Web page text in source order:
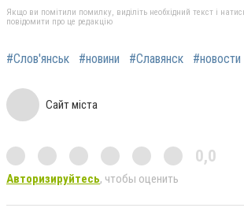
Якщо ви помітили помилку, виділіть необхідний текст і
повідомити про це редакцію
#Слов'янськ #новини #Славянск #новости
Сайт міста
0,0
Авторизируйтесь, чтобы оценить